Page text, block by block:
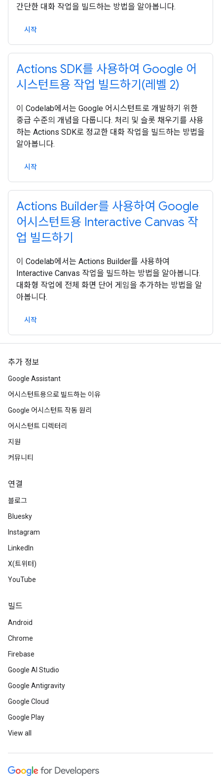
간단한 대화 작업을 빌드하는 방법을 알아봅니다.
시작
Actions SDK를 사용하여 Google 어
시스턴트용 작업 빌드하기(레벨 2)
이 Codelab에서는 Google 어시스턴트로 개발하기 위한
중급 수준의 개념을 다룹니다. 처리 및 슬롯 채우기를 사용
하는 Actions SDK로 정교한 대화 작업을 빌드하는 방법을
알아봅니다.
시작
Actions Builder를 사용하여 Google
어시스턴트용 Interactive Canvas 작
업 빌드하기
이 Codelab에서는 Actions Builder를 사용하여
Interactive Canvas 작업을 빌드하는 방법을 알아봅니다.
대화형 작업에 전체 화면 단어 게임을 추가하는 방법을 알
아봅니다.
시작
추가 정보
Google Assistant
어시스턴트용으로 빌드하는 이유
Google 어시스턴트 작동 원리
어시스턴트 디렉터리
지원
커뮤니티
연결
블로그
Bluesky
Instagram
LinkedIn
X(트위터)
YouTube
빌드
Android
Chrome
Firebase
Google AI Studio
Google Antigravity
Google Cloud
Google Play
View all